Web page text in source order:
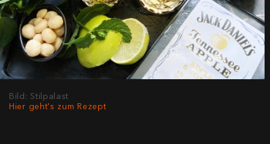
Bild: Stilpalast
Hier geht's zum Rezept